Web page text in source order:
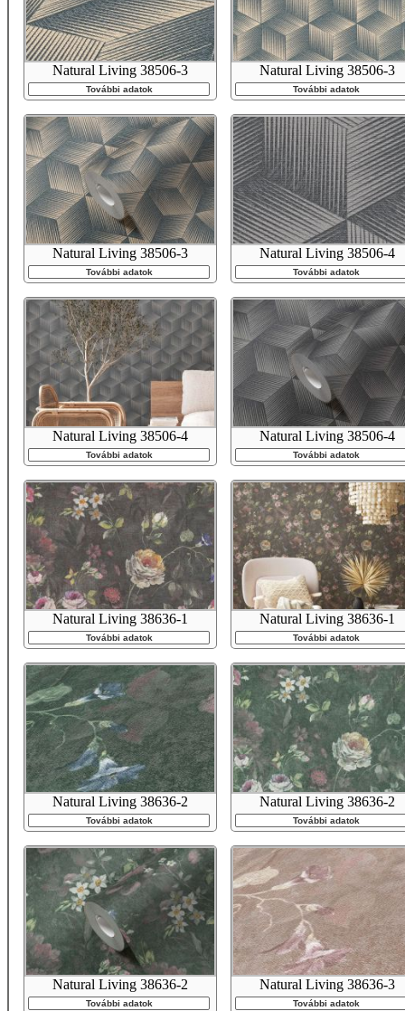
Natural Living 38506-3
További adatok
Natural Living 38506-3
További adatok
Natural Living 38506-3
További adatok
Natural Living 38506-4
További adatok
Natural Living 38506-4
További adatok
Natural Living 38506-4
További adatok
Natural Living 38636-1
További adatok
Natural Living 38636-1
További adatok
Natural Living 38636-2
További adatok
Natural Living 38636-2
További adatok
Natural Living 38636-2
További adatok
Natural Living 38636-3
További adatok